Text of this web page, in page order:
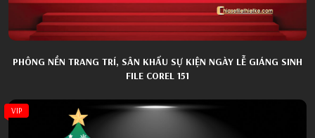
PHÔNG NỀN TRANG TRÍ, SÂN KHẤU SỰ KIỆN NGÀY LỄ GIÁNG SINH
FILE COREL 151
VIP